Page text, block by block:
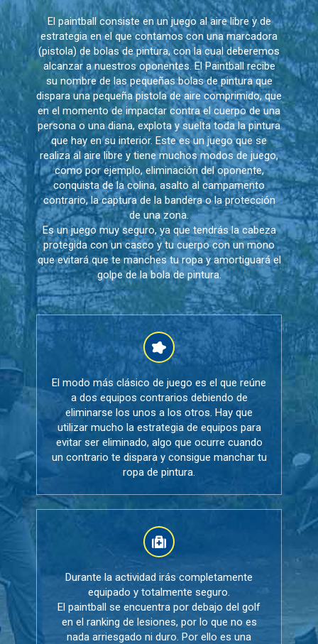
El paintball consiste en un juego al aire libre y de
estrategia en el que contamos con una marcadora
(pistola) de bolas de pintura, con la cual deberemos
alcanzar a nuestros oponentes. El Paintball recibe
su nombre de las pequeñas bolas de pintura que
dispara una pequeña pistola de aire comprimido, que
en el momento de impactar contra el cuerpo de una
persona o una diana, explota y suelta toda la pintura
que hay en su interior. Este es un juego que se
realiza al aire libre y tiene muchos modos de juego,
como por ejemplo, eliminación del oponente,
conquista de la colina, asalto al campamento
contrario, la captura de la bandera o la protección
de una zona.
Es un juego muy seguro, ya que tendrás la cabeza
protegida con un casco y tu cuerpo con un mono
que evitará que te manches tu ropa y amortiguará el
golpe de la bola de pintura.
El modo más clásico de juego es el que reúne
a dos equipos contrarios debiendo de
eliminarse los unos a los otros. Hay que
utilizar mucho la estrategia de equipos para
evitar ser eliminado, algo que ocurre cuando
un contrario te dispara y consigue manchar tu
ropa de pintura.
Durante la actividad irás completamente
equipado y totalmente seguro.
El paintball se encuentra por debajo del golf
en el ranking de lesiones, por lo que no es
nada arriesgado ni duro. Por ello es una